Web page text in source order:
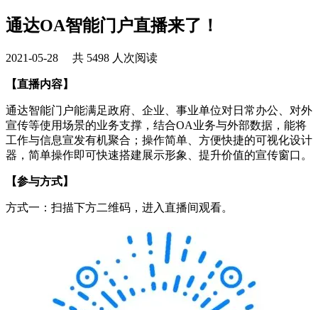
通达OA智能门户直播来了！
2021-05-28 共 5498 人次阅读
【直播内容】
通达智能门户能满足政府、企业、事业单位对日常办公、对外
宣传等使用场景的业务支撑，结合OA业务与外部数据，能将
工作与信息宣发有机聚合；操作简单、方便快捷的可视化设计
器，简单操作即可快速搭建展示形象、提升价值的宣传窗口。
【参与方式】
方式一：扫描下方二维码，进入直播间观看。